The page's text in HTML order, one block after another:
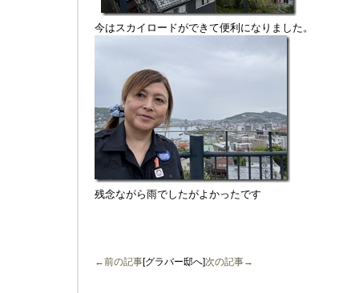
今はスカイロードができて便利になりました。
残念ながら雨でしたがよかったです
←前の記事[グラバー邸へ]次の記事→